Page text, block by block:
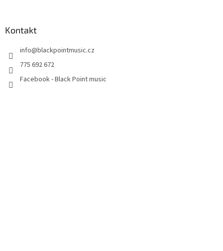
Kontakt
info@blackpointmusic.cz
775 692 672
Facebook - Black Point music